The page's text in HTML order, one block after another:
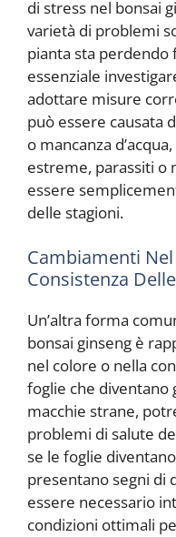
di stress nel bonsai
varietà di problemi
pianta sta perdendo
essenziale
adottare misure
può essere causata
o mancanza
estreme, parassiti o
essere
delle stagioni.
Cambiamenti
Consistenza
Un’altra forma
bonsai ginseng è
nel colore o nella
foglie che diventano
macchie strane,
problemi di salute
se le foglie
presentano segni di
essere necessario
condizioni ottimali